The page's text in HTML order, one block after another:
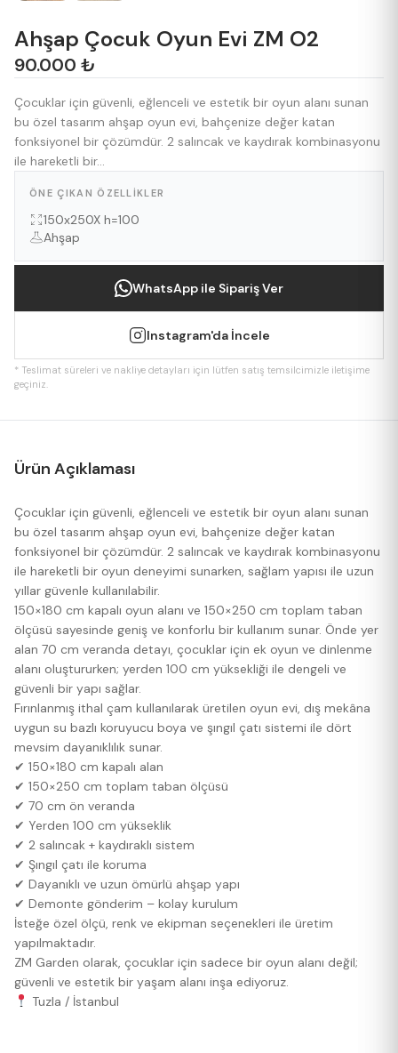
Ahşap Çocuk Oyun Evi ZM O2
90.000 ₺
Çocuklar için güvenli, eğlenceli ve estetik bir oyun alanı sunan
bu özel tasarım ahşap oyun evi, bahçenize değer katan
fonksiyonel bir çözümdür. 2 salıncak ve kaydırak kombinasyonu
ile hareketli bir...
ÖNE ÇIKAN ÖZELLIKLER
150x250X h=100
Ahşap
WhatsApp ile Sipariş Ver
Instagram'da İncele
* Teslimat süreleri ve nakliye detayları için lütfen satış temsilcimizle iletişime
geçiniz.
Ürün Açıklaması
Çocuklar için güvenli, eğlenceli ve estetik bir oyun alanı sunan
bu özel tasarım ahşap oyun evi, bahçenize değer katan
fonksiyonel bir çözümdür. 2 salıncak ve kaydırak kombinasyonu
ile hareketli bir oyun deneyimi sunarken, sağlam yapısı ile uzun
yıllar güvenle kullanılabilir.
150×180 cm kapalı oyun alanı ve 150×250 cm toplam taban
ölçüsü sayesinde geniş ve konforlu bir kullanım sunar. Önde yer
alan 70 cm veranda detayı, çocuklar için ek oyun ve dinlenme
alanı oluştururken; yerden 100 cm yüksekliği ile dengeli ve
güvenli bir yapı sağlar.
Fırınlanmış ithal çam kullanılarak üretilen oyun evi, dış mekâna
uygun su bazlı koruyucu boya ve şıngıl çatı sistemi ile dört
mevsim dayanıklılık sunar.
✔ 150×180 cm kapalı alan
✔ 150×250 cm toplam taban ölçüsü
✔ 70 cm ön veranda
✔ Yerden 100 cm yükseklik
✔ 2 salıncak + kaydıraklı sistem
✔ Şıngıl çatı ile koruma
✔ Dayanıklı ve uzun ömürlü ahşap yapı
✔ Demonte gönderim – kolay kurulum
İsteğe özel ölçü, renk ve ekipman seçenekleri ile üretim
yapılmaktadır.
ZM Garden olarak, çocuklar için sadece bir oyun alanı değil;
güvenli ve estetik bir yaşam alanı inşa ediyoruz.
Tuzla / İstanbul